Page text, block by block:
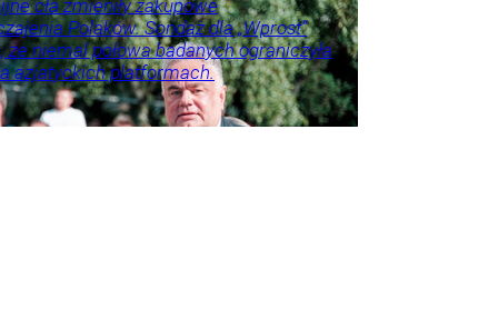
cła zmieniły zakupowe
Polaków. Sondaż dla „Wprost”
że niemal połowa badanych ograniczyła
azjatyckich platformach.